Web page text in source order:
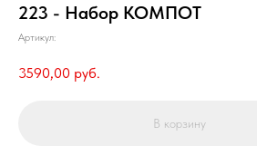
223 - Набор КОМПОТ
Артикул:
3590,00 руб.
В корзину